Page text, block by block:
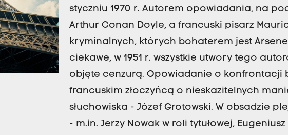
styczniu 1970 r. Autorem opowiadania, na
Arthur Conan Doyle, a francuski pisarz
kryminalnych, których bohaterem jest
ciekawe, w 1951 r. wszystkie utwory tego
objęte cenzurą. Opowiadanie o konfrontacji
francuskim złoczyńcą o nieskazitelnych
słuchowiska - Józef Grotowski. W obsadzie
- m.in. Jerzy Nowak w roli tytułowej,